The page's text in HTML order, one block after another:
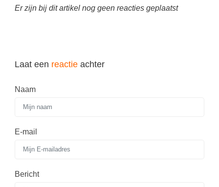
Kinderboekenweek
Nieuws
Ruimte
Seksualiteit
Verzorging
Kruiswoordpuzzels
Daltononderwijs
Er zijn bij dit artikel nog geen reacties geplaatst
Laat een reactie achter
Naam
E-mail
Bericht